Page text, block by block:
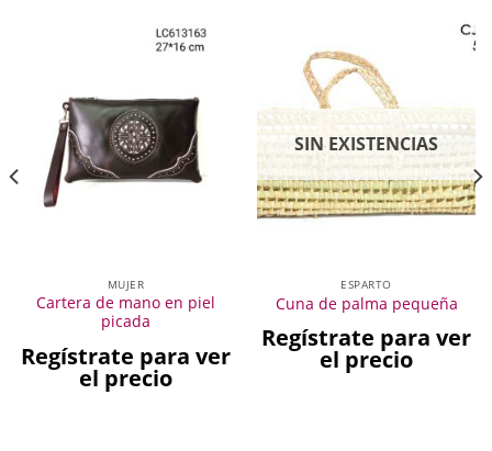
MUJER
Cartera de mano en piel
picada
Regístrate para ver
el precio
SIN EXISTENCIAS
ESPARTO
Cuna de palma pequeña
Regístrate para ver
el precio